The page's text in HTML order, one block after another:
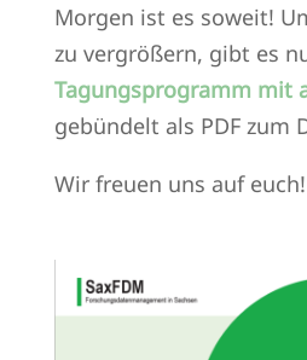
Morgen ist es soweit!
zu vergrößern, gibt es
Tagungsprogramm mit
gebündelt als PDF zum
Wir freuen uns auf euch!